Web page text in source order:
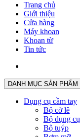
Trang chủ
Giới thiệu
Cửa hàng
Máy khoan
Khoan từ
Tin tức
DANH MỤC SẢN PHẨM
Dụng cụ cầm tay
Bộ cờ lê
Bộ dụng cụ
Bộ tuýp